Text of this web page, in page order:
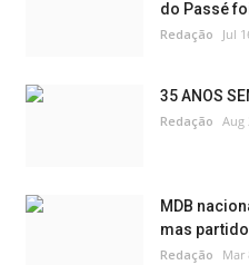
do Passé
Redação Jul
35 ANOS
Redação Aug
MDB
mas
Redação Mar